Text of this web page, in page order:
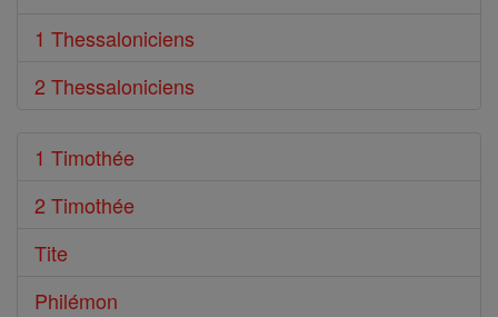
1 Thessaloniciens
2 Thessaloniciens
1 Timothée
2 Timothée
Tite
Philémon